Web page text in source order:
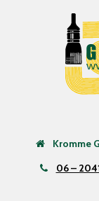
Kromme
06 –